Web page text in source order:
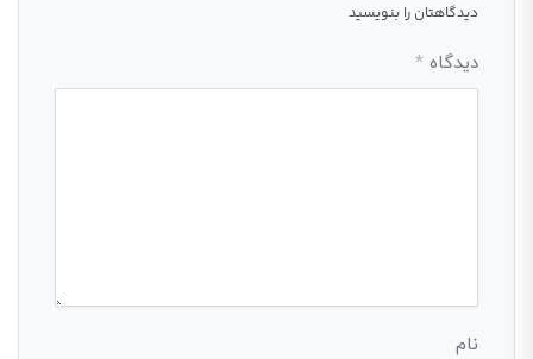
دیدگاهتان را بنویسید
دیدگاه *
نام